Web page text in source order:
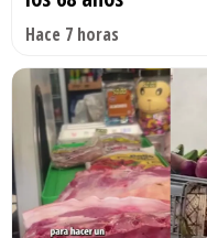
Hace 7 horas